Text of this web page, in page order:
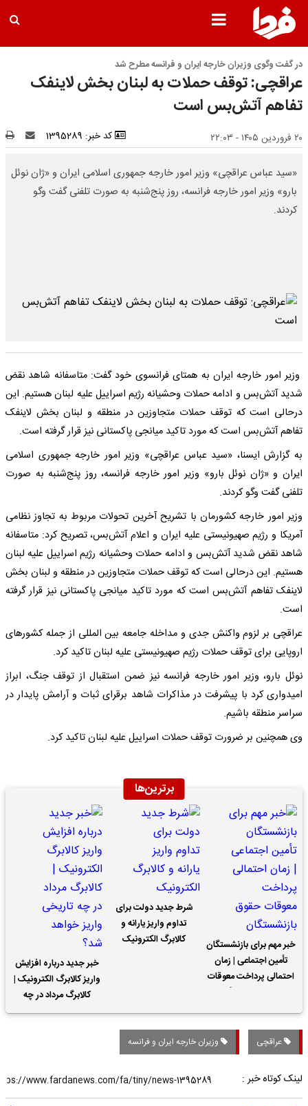
در گفت وگوی وزیران خارجه ایران و فرانسه مطرح شد
عراقچی: توقف حملات به لبنان بخش لاینفک
تفاهم آتش‌بس است
۲۰ فروردین ۱۴۰۵ - ۲۲:۰۳ کد خبر: 1395289
«سید عباس عراقچی» وزیر امور خارجه جمهوری اسلامی ایران و «ژان نوئل
بارو» وزیر امور خارجه فرانسه، روز پنج‌شنبه به صورت تلفنی گفت وگو
کردند.
وزیر امور خارجه ایران به همتای فرانسوی خود گفت: متاسفانه شاهد نقض
شدید آتش‌بس و ادامه حملات وحشیانه رژیم اسراییل علیه لبنان هستیم. این
درحالی است که توقف حملات متجاوزین در منطقه و لبنان بخش لاینفک
تفاهم آتش‌بس است که مورد تاکید میانجی پاکستانی نیز قرار گرفته است.
به گزارش ایسنا، «سید عباس عراقچی» وزیر امور خارجه جمهوری اسلامی
ایران و «ژان نوئل بارو» وزیر امور خارجه فرانسه، روز پنج‌شنبه به صورت
تلفنی گفت وگو کردند.
وزیر امور خارجه کشورمان با تشریح آخرین تحولات مربوط به تجاوز نظامی
آمریکا و رژیم صهیونیستی علیه ایران و اعلام آتش‌بس، تصریح کرد: متاسفانه
شاهد نقض شدید آتش‌بس و ادامه حملات وحشیانه رژیم اسراییل علیه لبنان
هستیم. این درحالی است که توقف حملات متجاوزین در منطقه و لبنان بخش
لاینفک تفاهم آتش‌بس است که مورد تاکید میانجی پاکستانی نیز قرار گرفته
است.
عراقچی بر لزوم واکنش جدی و مداخله جامعه بین المللی از جمله کشورهای
اروپایی برای توقف حملات رژیم صهیونیستی علیه لبنان تاکید کرد.
نوئل بارو، وزیر امور خارجه فرانسه نیز ضمن استقبال از توقف جنگ، ابراز
امیدواری کرد با پیشرفت در مذاکرات شاهد برقرای ثبات و آرامش پایدار در
سراسر منطقه باشیم.
وی همچنین بر ضرورت توقف حملات اسراییل علیه لبنان تاکید کرد.
برترین‌ها
خبر مهم برای بازنشستگان
تأمین اجتماعی | زمان
احتمالی پرداخت معوقات
شرط جدید دولت برای
تداوم واریز یارانه و
کالابرگ الکترونیک
خبر جدید درباره افزایش
واریز کالابرگ الکترونیک |
کالابرگ مرداد در چه
تاریخی واریز خواهد شد؟
عراقچی وزیران خارجه ایران و فرانسه
لینک کوتاه خبر :